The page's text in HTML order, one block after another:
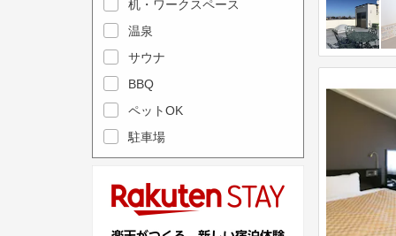
n
s
e
l
c
r
a
n
s
e
e
机・ワークスペース
温泉
サウナ
BBQ
ペットOK
駐車場